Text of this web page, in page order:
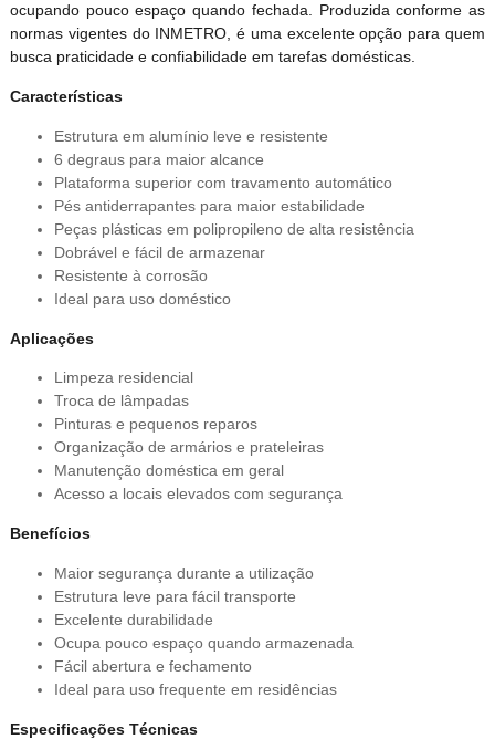
ocupando pouco espaço quando fechada. Produzida conforme as
normas vigentes do INMETRO, é uma excelente opção para quem
busca praticidade e confiabilidade em tarefas domésticas.
Características
Estrutura em alumínio leve e resistente
6 degraus para maior alcance
Plataforma superior com travamento automático
Pés antiderrapantes para maior estabilidade
Peças plásticas em polipropileno de alta resistência
Dobrável e fácil de armazenar
Resistente à corrosão
Ideal para uso doméstico
Aplicações
Limpeza residencial
Troca de lâmpadas
Pinturas e pequenos reparos
Organização de armários e prateleiras
Manutenção doméstica em geral
Acesso a locais elevados com segurança
Benefícios
Maior segurança durante a utilização
Estrutura leve para fácil transporte
Excelente durabilidade
Ocupa pouco espaço quando armazenada
Fácil abertura e fechamento
Ideal para uso frequente em residências
Especificações Técnicas